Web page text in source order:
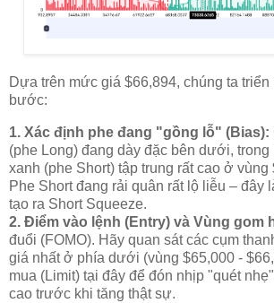
Dựa trên mức giá $66,894, chúng ta
bước:
1. Xác định phe đang "gồng lỗ" (Bias):
(phe Long) đang dày đặc bên dưới, trong
xanh (phe Short) tập trung rất cao ở vùng
Phe Short đang rải quân rất lộ liễu – đây
tạo ra Short Squeeze.
2. Điểm vào lệnh (Entry) và Vùng gom
đuổi (FOMO). Hãy quan sát các cụm
giá nhất ở phía dưới (vùng $65,000 -
mua (Limit) tại đây để đón nhịp "quét
cao trước khi tăng thật sự.